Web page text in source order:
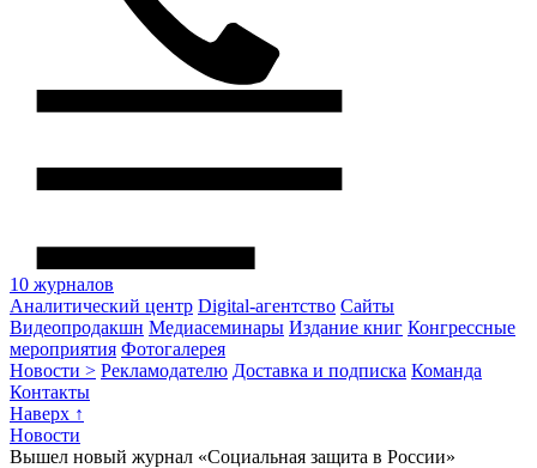
10 журналов
Аналитический центр Digital-агентство Сайты
Видеопродакшн Медиасеминары Издание книг Конгрессные
мероприятия Фотогалерея
Новости > Рекламодателю Доставка и подписка Команда
Контакты
Наверх ↑
Новости
Вышел новый журнал «Социальная защита в России»